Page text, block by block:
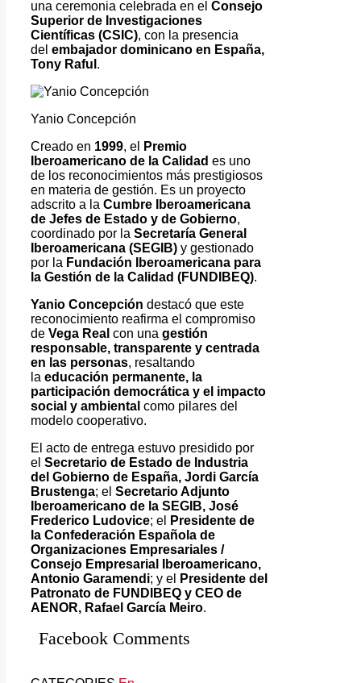
una ceremonia celebrada en el Consejo
Superior de Investigaciones
Científicas (CSIC), con la presencia
del embajador dominicano en España,
Tony Raful .
Yanio Concepción
Creado en 1999, el
Premio
Iberoamericano de la Calidad es uno
de los reconocimientos más prestigiosos
en materia de gestión. Es un proyecto
adscrito a la Cumbre Iberoamericana
de Jefes de Estado y de Gobierno,
coordinado por la Secretaría General
Iberoamericana (SEGIB) y gestionado
por la Fundación Iberoamericana para
la Gestión de la Calidad (FUNDIBEQ).
Yanio Concepción destacó que este
reconocimiento reafirma el compromiso
de Vega Real con una gestión
responsable, transparente y centrada
en las personas, resaltando
la educación permanente, la
participación democrática y el impacto
social y ambiental como pilares del
modelo cooperativo.
El acto de entrega estuvo presidido por
el Secretario de Estado de Industria
del Gobierno de España, Jordi García
Brustenga; el Secretario Adjunto
Iberoamericano de la SEGIB, José
Frederico Ludovice; el
Presidente de
la Confederación Española de
Organizaciones Empresariales /
Consejo Empresarial Iberoamericano,
Antonio Garamendi; y el
Presidente del
Patronato de FUNDIBEQ y CEO de
AENOR, Rafael García Meiro.
Facebook Comments